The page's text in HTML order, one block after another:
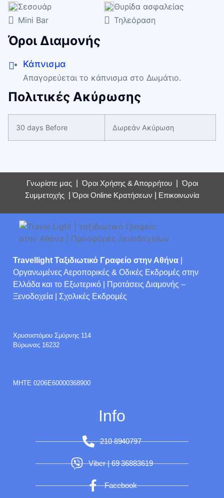
Σεσουάρ
Θυρίδα ασφαλείας
Mini Bar
Τηλεόραση
Όροι Διαμονής
Κάπνισμα
Απαγορεύεται το κάπνισμα στο Δωμάτιο.
Πολιτικές Ακύρωσης
30 days Before Δωρεάν Ακύρωση
Γνωρίστε μας|Όροι Χρήσης & Απορρήτου|Όροι
Συμμετοχής
|Όροι Online Κρατήσεων Επικοινωνία
Travellight Ταξιδιωτικό Γραφείο στην Αθήνα
Οργανωμένες Αεροπορικές & Οδικές Εκδρομές στην
Ελλάδα και το Εξωτερικό | Προτάσεις Διαμονής –
Ξενοδοχεία | Σχολικές Εκδρομές
Χρυσοστόμου Σμύρνης 114
Βύρωνας 16232
ΜΗΤΕ 0206E60000368900
Info
210 8940797
Viber | 69 36883619
Facebook